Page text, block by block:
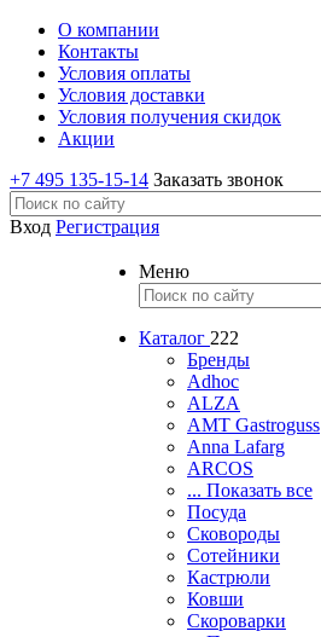
О компании
Контакты
Условия оплаты
Условия доставки
Условия получения скидок
Акции
+7 495 135-15-14 Заказать звонок
Вход Регистрация
Меню
Каталог 222
Бренды
Adhoc
ALZA
AMT Gastroguss
Anna Lafarg
ARCOS
... Показать все
Посуда
Сковороды
Сотейники
Кастрюли
Ковши
Скороварки